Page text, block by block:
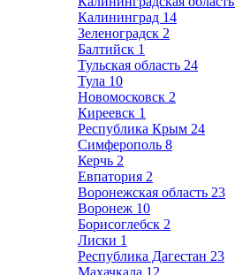
Калининград 14
Зеленоградск 2
Балтийск 1
Тульская область 24
Тула 10
Новомосковск 2
Киреевск 1
Республика Крым 24
Симферополь 8
Керчь 2
Евпатория 2
Воронежская область 23
Воронеж 10
Борисоглебск 2
Лиски 1
Республика Дагестан 23
Махачкала 12